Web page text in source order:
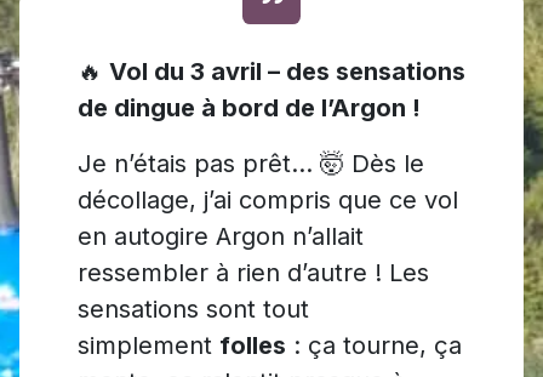
🔥 Vol du 3 avril – des sensations
de dingue à bord de l’Argon !
Je n’étais pas prêt... 🤯 Dès le
décollage, j’ai compris que ce vol
en autogire Argon n’allait
ressembler à rien d’autre ! Les
sensations sont tout
simplement folles : ça tourne, ça